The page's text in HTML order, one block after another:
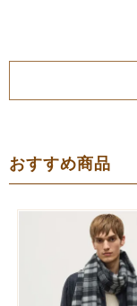
おすすめ商品